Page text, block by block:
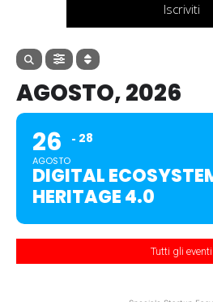
Iscriviti
AGOSTO, 2026
26
AGOSTO
28
DIGITAL
HERITAGE 4.0
Tutti gli eventi